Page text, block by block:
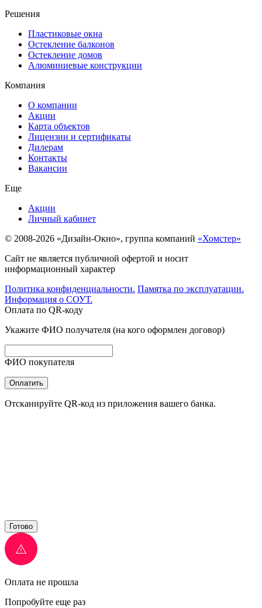
Решения
Пластиковые окна
Остекление балконов
Остекление домов
Алюминиевые конструкции
Компания
О компании
Акции
Карта объектов
Лицензии и сертификаты
Дилерам
Контакты
Вакансии
Еще
Акции
Личный кабинет
© 2008-2026 «Дизайн-Окно», группа компаний «Хомстер»
Сайт не является публичной офертой и носит
информационный характер
Политика конфиденциальности. Памятка по эксплуатации.
Информация о СОУТ.
Оплата по QR-коду
Укажите ФИО получателя (на кого оформлен договор)
ФИО покупателя
Оплатить
Отсканируйте QR-код из приложения вашего банка.
Готово
Оплата не прошла
Попробуйте еще раз